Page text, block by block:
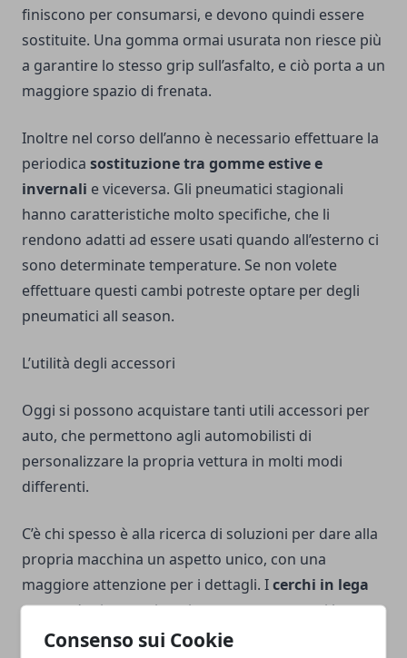
Consenso sui Cookie
finiscono per consumarsi, e devono quindi essere
sostituite. Una gomma ormai usurata non riesce più
a garantire lo stesso grip sull’asfalto, e ciò porta a un
maggiore spazio di frenata.
Inoltre nel corso dell’anno è necessario effettuare la
periodica sostituzione tra gomme estive e
invernali e viceversa. Gli pneumatici stagionali
hanno caratteristiche molto specifiche, che li
rendono adatti ad essere usati quando all’esterno ci
sono determinate temperature. Se non volete
effettuare questi cambi potreste optare per degli
pneumatici all season.
L’utilità degli accessori
Oggi si possono acquistare tanti utili accessori per
auto, che permettono agli automobilisti di
personalizzare la propria vettura in molti modi
differenti.
C’è chi spesso è alla ricerca di soluzioni per dare alla
propria macchina un aspetto unico, con una
maggiore attenzione per i dettagli. Icerchi in lega
sono un’ottima opzione in questo caso, con i loro
design accattivanti e all’avanguardia.